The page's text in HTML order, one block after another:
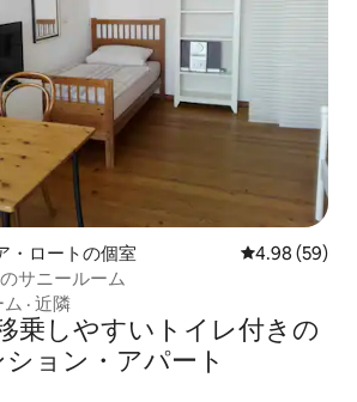
・ロートの個室 レビュー59
4.98 (59)
サニールーム
ム · 近隣
乗しやすいトイレ付きの
ョン・アパート